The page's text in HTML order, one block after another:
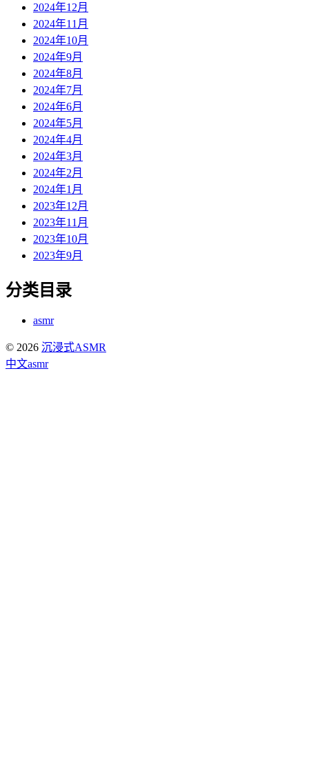
2024年12月
2024年11月
2024年10月
2024年9月
2024年8月
2024年7月
2024年6月
2024年5月
2024年4月
2024年3月
2024年2月
2024年1月
2023年12月
2023年11月
2023年10月
2023年9月
分类目录
asmr
© 2026 沉浸式ASMR
中文asmr